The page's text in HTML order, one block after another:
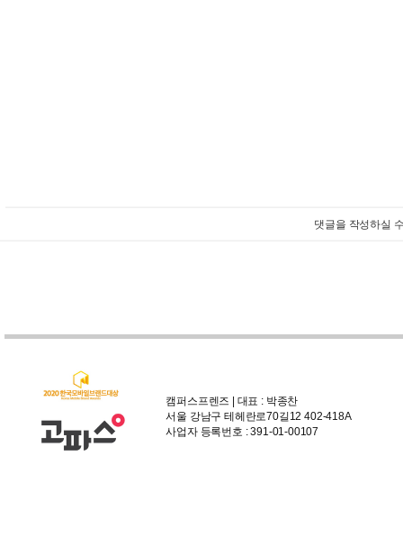
댓글을 작성하실
캠퍼스프렌즈 | 대표 : 박종찬
서울 강남구 테헤란로70길12 402-418A
사업자 등록번호 : 391-01-00107